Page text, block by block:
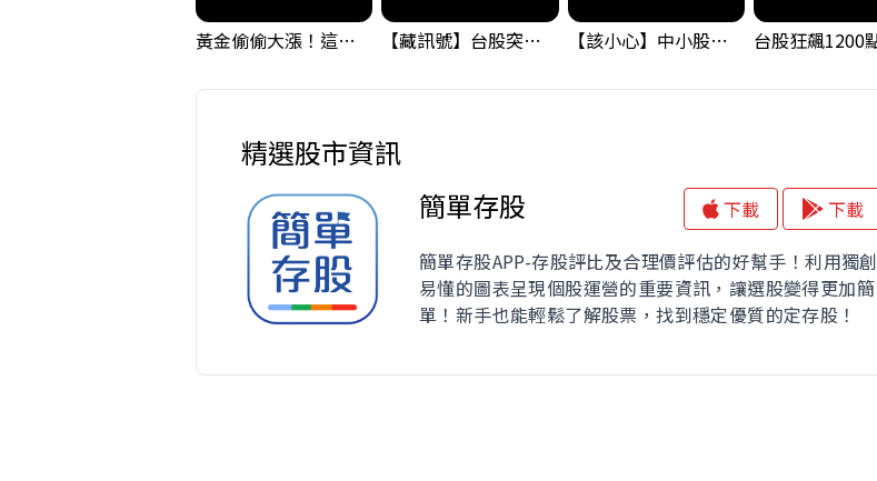
黃金偷偷大漲！這才是決定台股生死的「真風向球」！｜Mr.Jimmy高志銘 #黃金 #美元指數 #聯準會 【藏訊號】台股突破季線，週一我提醒了這個關鍵訊號 【該小心】中小股派對結束 ? 關鍵訊號都指向...
精選股市資訊
簡單存股
下載
下載
簡單存股APP-存股評比及合理價評估的好幫手！利用獨創
易懂的圖表呈現個股運營的重要資訊，讓選股變得更加簡
單！新手也能輕鬆了解股票，找到穩定優質的定存股！